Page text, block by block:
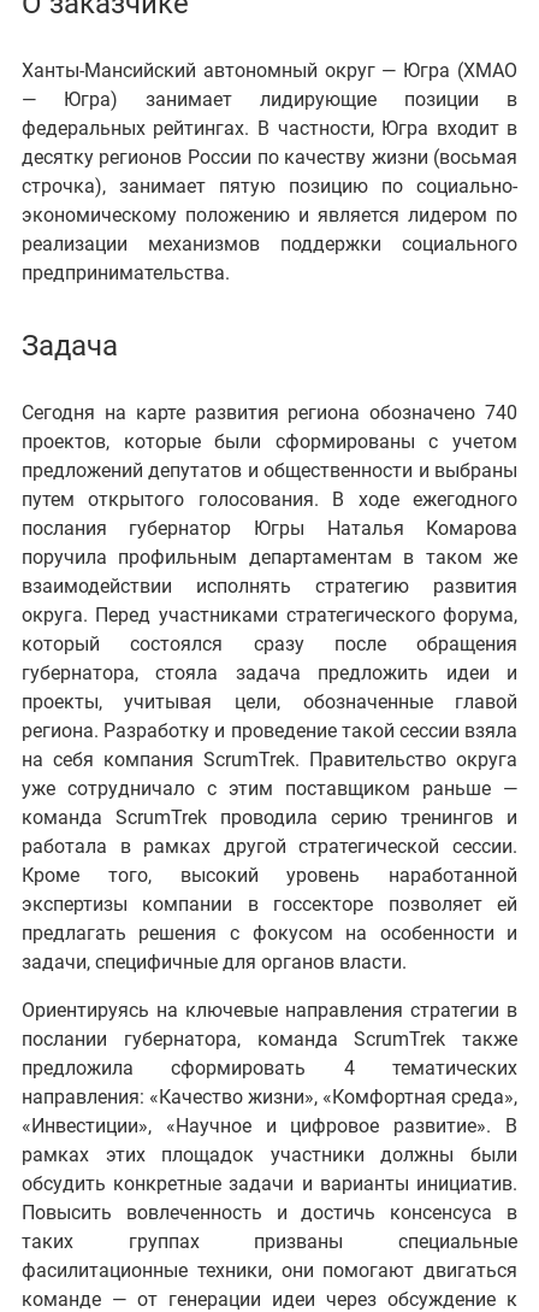
Ханты-Мансийский автономный округ — Югра (ХМАО
— Югра) занимаетлидирующие позиции в
федеральных рейтингах. В частности, Югра входит в
десятку регионов России по качеству жизни (восьмая
строчка), занимает пятую позицию
по социально-
экономическому положению и является лидером по
реализации механизмов поддержки социального
предпринимательства.
Задача
Сегодня на карте развития региона обозначено 740
проектов, которые были сформированы с учетом
предложений депутатов и общественности и выбраны
путем открытого голосования. В ходе ежегодного
послания губернатор Югры Наталья Комарова
поручила профильным департаментам в таком же
взаимодействии исполнять стратегию развития
округа. Перед участниками стратегического форума,
который состоялся сразу после обращения
губернатора, стояла задача предложить идеи и
проекты, учитывая цели, обозначенные главой
региона. Разработку и проведение такой сессии взяла
на себя компания ScrumTrek. Правительство округа
уже сотрудничало с этим поставщиком раньше —
команда ScrumTrek проводила серию тренингов и
работала в рамках другой стратегической сессии.
Кроме того, высокий уровень наработанной
экспертизы компании в госсекторе позволяет ей
предлагать решения с фокусом на особенности и
задачи, специфичные для органов власти.
Ориентируясь на ключевые направления стратегии в
послании губернатора, команда ScrumTrek также
предложила сформировать 4 тематических
направления: «Качество жизни», «Комфортная среда»,
«Инвестиции», «Научное и цифровое развитие». В
рамках этих площадок участники должны были
обсудить конкретные задачи и варианты инициатив.
Повысить вовлеченность и достичь консенсуса в
таких группах призваны специальные
фасилитационные техники, они помогают двигаться
команде — от генерации идеи через обсуждение к